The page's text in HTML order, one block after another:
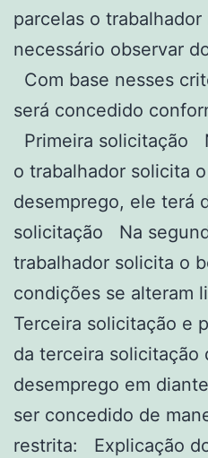
parcelas o
necessário observar
Com base nesses
será concedido
Primeira solicitação
o trabalhador solicita
desemprego, ele terá
solicitação Na
trabalhador solicita o
condições se alteram
Terceira solicitação
da terceira solicitação
desemprego em
ser concedido de
restrita: Explicação